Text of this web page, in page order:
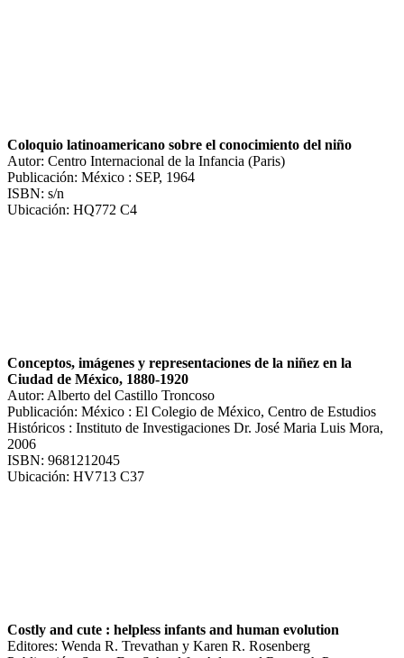
Coloquio latinoamericano sobre el conocimiento del niño
Autor: Centro Internacional de la Infancia (Paris)
Publicación: México : SEP, 1964
ISBN: s/n
Ubicación: HQ772 C4
Conceptos, imágenes y representaciones de la niñez en la
Ciudad de México, 1880-1920
Autor: Alberto del Castillo Troncoso
Publicación: México : El Colegio de México, Centro de Estudios
Históricos : Instituto de Investigaciones Dr. José Maria Luis Mora,
2006
ISBN: 9681212045
Ubicación: HV713 C37
Costly and cute : helpless infants and human evolution
Editores: Wenda R. Trevathan y Karen R. Rosenberg